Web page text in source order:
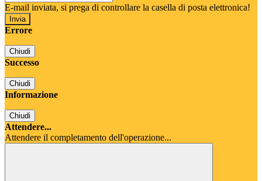
E-mail inviata, si prega di controllare la casella di posta elettronica!
Errore
Chiudi
Successo
Chiudi
Informazione
Chiudi
Attendere...
Attendere il completamento dell'operazione...